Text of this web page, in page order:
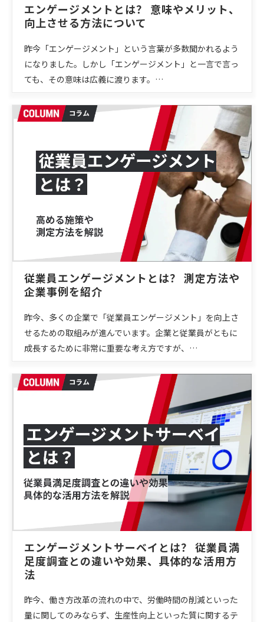
エンゲージメントとは？ 意味やメリット、
向上させる方法について
昨今「エンゲージメント」という言葉が多数聞かれるよう
になりました。しかし「エンゲージメント」と一言で言っ
ても、その意味は広義に渡ります。…
従業員エンゲージメントとは？ 測定方法や
企業事例を紹介
昨今、多くの企業で「従業員エンゲージメント」を向上さ
せるための取組みが進んでいます。企業と従業員がともに
成長するために非常に重要な考え方ですが、…
エンゲージメントサーベイとは？ 従業員満
足度調査との違いや効果、具体的な活用方
法
昨今、働き方改革の流れの中で、労働時間の削減といった
量に関してのみならず、生産性向上といった質に関するテ